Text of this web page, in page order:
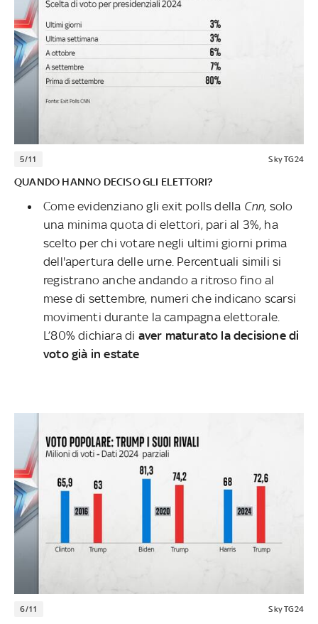
5/11 Sky TG24
QUANDO HANNO DECISO GLI ELETTORI?
Come evidenziano gli exit polls della Cnn, solo
una minima quota di elettori, pari al 3%, ha
scelto per chi votare negli ultimi giorni prima
dell'apertura delle urne. Percentuali simili si
registrano anche andando a ritroso fino al
mese di settembre, numeri che indicano scarsi
movimenti durante la campagna elettorale.
L’80% dichiara di aver maturato la decisione di
voto già in estate
6/11 Sky TG24